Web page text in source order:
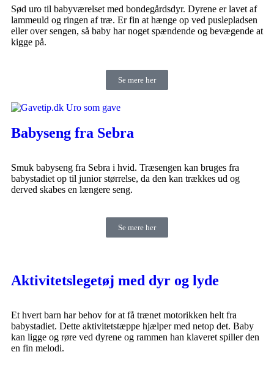
Sød uro til babyværelset med bondegårdsdyr. Dyrene er lavet af
lammeuld og ringen af træ. Er fin at hænge op ved puslepladsen
eller over sengen, så baby har noget spændende og bevægende at
kigge på.
Se mere her
Babyseng fra Sebra
Smuk babyseng fra Sebra i hvid. Træsengen kan bruges fra
babystadiet op til junior størrelse, da den kan trækkes ud og
derved skabes en længere seng.
Se mere her
Aktivitetslegetøj med dyr og lyde
Et hvert barn har behov for at få trænet motorikken helt fra
babystadiet. Dette aktivitetstæppe hjælper med netop det. Baby
kan ligge og røre ved dyrene og rammen han klaveret spiller den
en fin melodi.